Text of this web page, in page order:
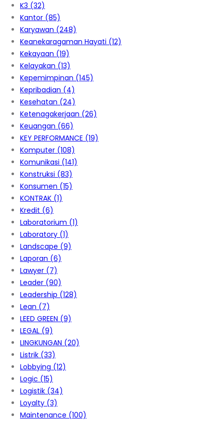
K3 (32)
Kantor (85)
Karyawan (248)
Keanekaragaman Hayati (12)
Kekayaan (19)
Kelayakan (13)
Kepemimpinan (145)
Kepribadian (4)
Kesehatan (24)
Ketenagakerjaan (26)
Keuangan (66)
KEY PERFORMANCE (19)
Komputer (108)
Komunikasi (141)
Konstruksi (83)
Konsumen (15)
KONTRAK (1)
Kredit (6)
Laboratorium (1)
Laboratory (1)
Landscape (9)
Laporan (6)
Lawyer (7)
Leader (90)
Leadership (128)
Lean (7)
LEED GREEN (9)
LEGAL (9)
LINGKUNGAN (20)
Listrik (33)
Lobbying (12)
Logic (15)
Logistik (34)
Loyalty (3)
Maintenance (100)